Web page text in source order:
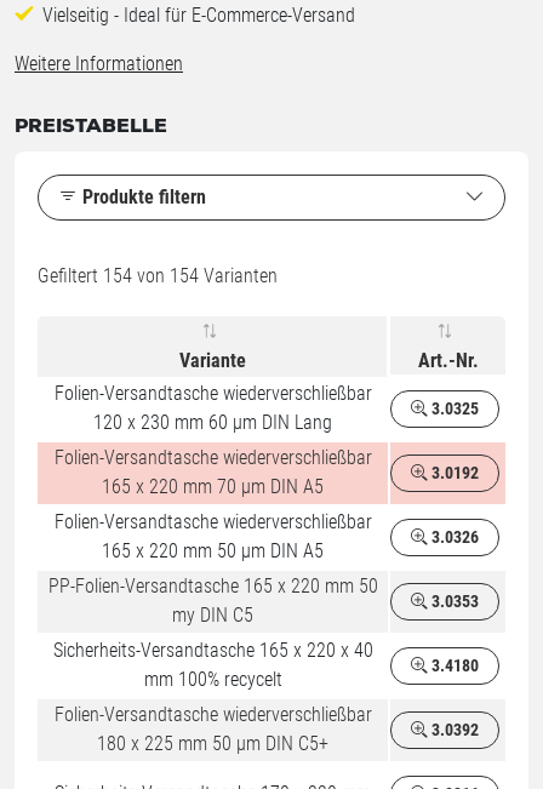
Vielseitig - Ideal für E-Commerce-Versand
Weitere Informationen
PREISTABELLE
Produkte filtern
Gefiltert 154 von 154 Varianten
Variante
Art.-Nr.
Folien-Versandtasche wiederverschließbar
120 x 230 mm 60 µm DIN Lang
3.0325
Folien-Versandtasche wiederverschließbar
165 x 220 mm 70 µm DIN A5
3.0192
Folien-Versandtasche wiederverschließbar
165 x 220 mm 50 µm DIN A5
3.0326
PP-Folien-Versandtasche 165 x 220 mm 50
my DIN C5
3.0353
Sicherheits-Versandtasche 165 x 220 x 40
mm 100% recycelt
3.4180
Folien-Versandtasche wiederverschließbar
180 x 225 mm 50 µm DIN C5+
3.0392